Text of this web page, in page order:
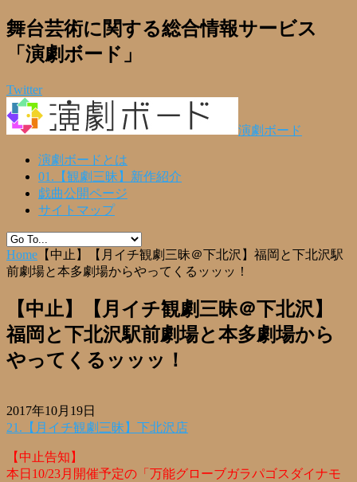
舞台芸術に関する総合情報サービス
「演劇ボード」
Twitter
演劇ボード
演劇ボードとは
01.【観劇三昧】新作紹介
戯曲公開ページ
サイトマップ
Home 【中止】【月イチ観劇三昧＠下北沢】福岡と下北沢駅
前劇場と本多劇場からやってくるッッッ！
【中止】【月イチ観劇三昧＠下北沢】
福岡と下北沢駅前劇場と本多劇場から
やってくるッッッ！
2017年10月19日
21.【月イチ観劇三昧】下北沢店
【中止告知】
本日10/23月開催予定の「万能グローブガラパゴスダイナモ